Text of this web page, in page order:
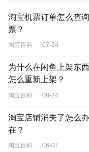
淘宝机票订单怎么查
票？
淘宝百科 07-24
为什么在闲鱼上架东
怎么重新上架？
淘宝百科 08-24
淘宝店铺消失了怎么
在？
淘宝百科 06-07